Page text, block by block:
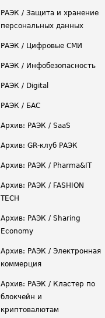
РАЭК / Защита и хранение
персональных данных
РАЭК / Цифровые СМИ
РАЭК / Инфобезопасность
РАЭК / Digital
РАЭК / БАС
Архив: РАЭК / SaaS
Архив: GR-клуб РАЭК
Архив: РАЭК / Pharma&IT
Архив: РАЭК / FASHION
TECH
Архив: РАЭК / Sharing
Economy
Архив: РАЭК / Электронная
коммерция
Архив: РАЭК / Кластер по
блокчейн и
криптовалютам